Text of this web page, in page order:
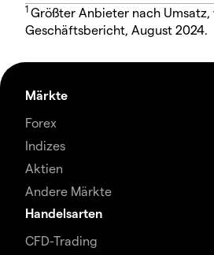
1 Größter Anbieter nach
Geschäftsbericht, August 2024.
Märkte
Forex
Indizes
Aktien
Andere Märkte
Handelsarten
CFD-Trading